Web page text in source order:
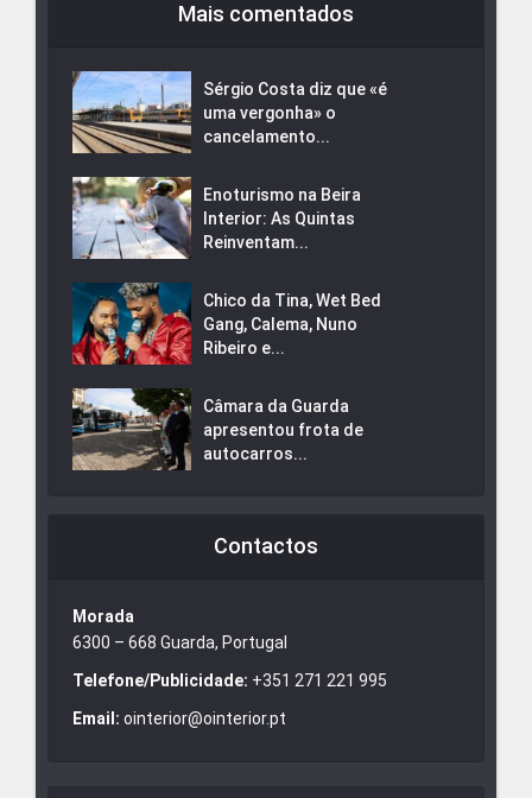
Mais comentados
Sérgio Costa diz que «é
uma vergonha» o
cancelamento...
Enoturismo na Beira
Interior: As Quintas
Reinventam...
Chico da Tina, Wet Bed
Gang, Calema, Nuno
Ribeiro e...
Câmara da Guarda
apresentou frota de
autocarros...
Contactos
Morada
6300 – 668 Guarda, Portugal
Telefone/Publicidade: +351 271 221 995
Email: ointerior@ointerior.pt